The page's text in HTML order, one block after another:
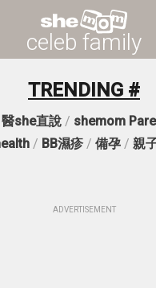
celeb family
TRENDING #
醫she直說/ shemom
/ BB濕疹/ 備孕/ 親
ADVERTISEMENT